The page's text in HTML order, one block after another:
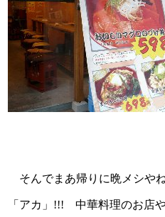
そんでまあ帰りに晩メシや
「アカ」!!! 中華料理のお店